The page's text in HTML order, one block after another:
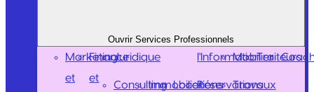
Ouvrir Services Professionnels
Marketing
et
Finance
et
Juridique
Consulting
l'Information
Immobilier
LocationsRéservations
MobilierTraiteurs
Travaux